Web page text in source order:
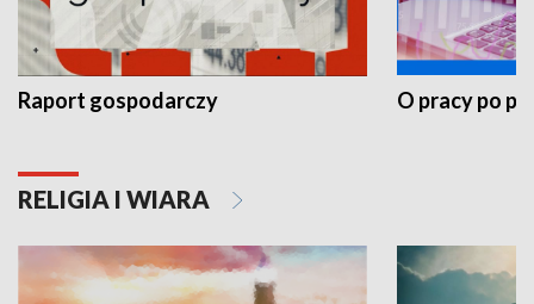
Raport gospodarczy O pracy po
RELIGIA I WIARA